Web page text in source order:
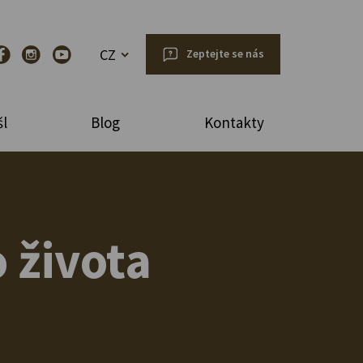
CZ Zeptejte se nás
Blog Kontakty
života